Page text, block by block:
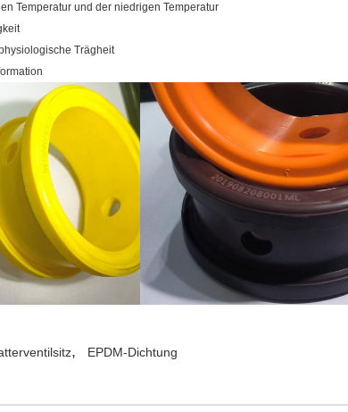
Temperatur und der niedrigen Temperatur
Trägheit
, EPDM-Dichtung